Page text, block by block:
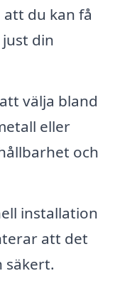
att du kan få
din
välja bland
eller
och
installation
att det
säkert.